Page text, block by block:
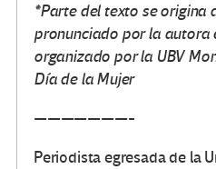
*Parte del texto se origina
pronunciado por la autora
organizado por la UBV
Día de la Mujer
———————-
Periodista egresada de la